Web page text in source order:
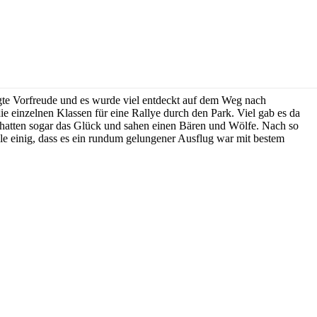
Vorfreude und es wurde viel entdeckt auf dem Weg nach
einzelnen Klassen für eine Rallye durch den Park. Viel gab es da
sogar das Glück und sahen einen Bären und Wölfe. Nach so
einig, dass es ein rundum gelungener Ausflug war mit bestem